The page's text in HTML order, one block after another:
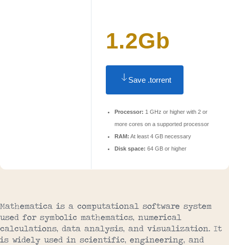
1.2Gb
Save .torrent
Processor: 1 GHz or higher with 2 or
more cores on a supported processor
RAM: At least 4 GB necessary
Disk space: 64 GB or higher
Mathematica is a computational software system
used for symbolic mathematics, numerical
calculations, data analysis, and visualization. It
is widely used in scientific, engineering, and